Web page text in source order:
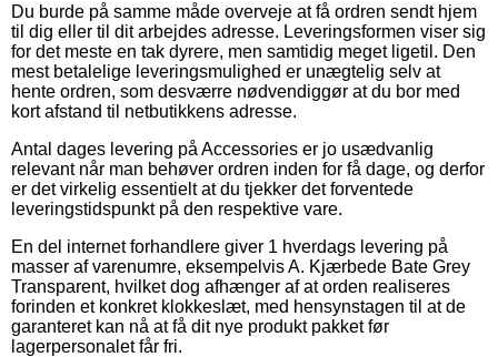
Du burde på samme måde overveje at få ordren sendt hjem
til dig eller til dit arbejdes adresse. Leveringsformen viser sig
for det meste en tak dyrere, men samtidig meget ligetil. Den
mest betalelige leveringsmulighed er unægtelig selv at
hente ordren, som desværre nødvendiggør at du bor med
kort afstand til netbutikkens adresse.
Antal dages levering på Accessories er jo usædvanlig
relevant når man behøver ordren inden for få dage, og derfor
er det virkelig essentielt at du tjekker det forventede
leveringstidspunkt på den respektive vare.
En del internet forhandlere giver 1 hverdags levering på
masser af varenumre, eksempelvis A. Kjærbede Bate Grey
Transparent, hvilket dog afhænger af at orden realiseres
forinden et konkret klokkeslæt, med hensynstagen til at de
garanteret kan nå at få dit nye produkt pakket før
lagerpersonalet får fri.